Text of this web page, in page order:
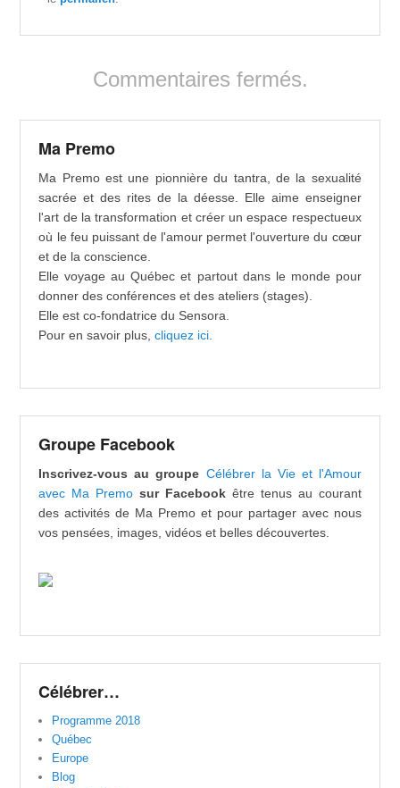
Commentaires fermés.
Ma Premo
Ma Premo est une pionnière du tantra, de la sexualité
sacrée et des rites de la déesse. Elle aime enseigner
l'art de la transformation et créer un espace respectueux
où le feu puissant de l'amour permet l'ouverture du cœur
et de la conscience.
Elle voyage au Québec et partout dans le monde pour
donner des conférences et des ateliers (stages).
Elle est co-fondatrice du Sensora.
Pour en savoir plus,cliquez ici.
Groupe Facebook
Inscrivez-vous au groupe Célébrer la Vie et l'Amour
avec Ma Premo sur Facebook être tenus au courant
des activités de Ma Premo et pour partager avec nous
vos pensées, images, vidéos et belles découvertes.
Célébrer…
Programme 2018
Québec
Europe
Blog